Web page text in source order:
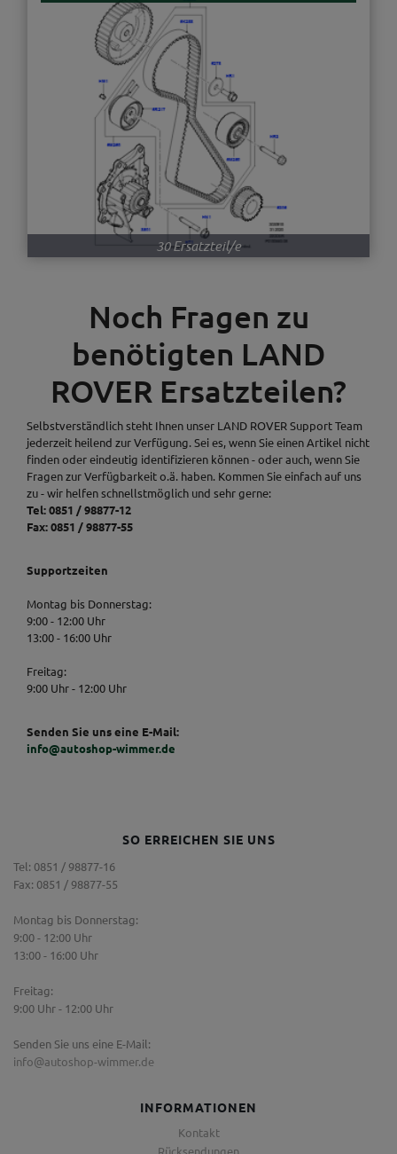
30 Ersatzteil/e
Noch Fragen zu
benötigten LAND
ROVER Ersatzteilen?
Selbstverständlich steht Ihnen unser LAND ROVER Support Team
jederzeit heilend zur Verfügung. Sei es, wenn Sie einen Artikel nicht
finden oder eindeutig identifizieren können - oder auch, wenn Sie
Fragen zur Verfügbarkeit o.ä. haben. Kommen Sie einfach auf uns
zu - wir helfen schnellstmöglich und sehr gerne:
Tel: 0851 / 98877-12
Fax: 0851 / 98877-55
Supportzeiten
Montag bis Donnerstag:
9:00 - 12:00 Uhr
13:00 - 16:00 Uhr
Freitag:
9:00 Uhr - 12:00 Uhr
Senden Sie uns eine E-Mail:
info@autoshop-wimmer.de
SO ERREICHEN SIE UNS
Tel: 0851 / 98877-16
Fax: 0851 / 98877-55
Montag bis Donnerstag:
9:00 - 12:00 Uhr
13:00 - 16:00 Uhr
Freitag:
9:00 Uhr - 12:00 Uhr
Senden Sie uns eine E-Mail:
info@autoshop-wimmer.de
INFORMATIONEN
Kontakt
Rücksendungen